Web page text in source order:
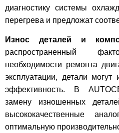
диагностику системы
перегрева и предложат
Износ деталей и
распространенный
необходимости ремонта
эксплуатации, детали
эффективность. В
замену изношенных
высококачественные
оптимальную